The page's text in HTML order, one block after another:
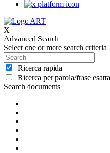
X
Advanced Search
Select one or more search criteria
Ricerca rapida
Ricerca per parola/frase esatta
Search documents